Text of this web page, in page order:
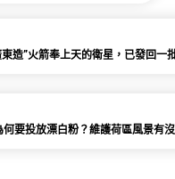
造”火箭奉上天的衛星，已發回一
要投放漂白粉？維護荷區風景有